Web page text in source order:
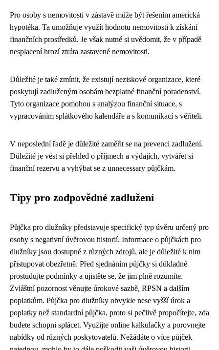
Pro osoby s nemovitostí v zástavě může být řešením americká
hypotéka. Ta umožňuje využít hodnotu nemovitosti k získání
finančních prostředků. Je však nutné si uvědomit, že v případě
nesplacení hrozí ztráta zastavené nemovitosti.
Důležité je také zmínit, že existují neziskové organizace, které
poskytují zadluženým osobám bezplatné finanční poradenství.
Tyto organizace pomohou s analýzou finanční situace, s
vypracováním splátkového kalendáře a s komunikací s věřiteli.
V neposlední řadě je důležité zaměřit se na prevenci zadlužení.
Důležité je vést si přehled o příjmech a výdajích, vytvářet si
finanční rezervu a vyhýbat se z unnecessary půjčkám.
Tipy pro zodpovědné zadlužení
Půjčka pro dlužníky představuje specifický typ úvěru určený pro
osoby s negativní úvěrovou historií. Informace o půjčkách pro
dlužníky jsou dostupné z různých zdrojů, ale je důležité k nim
přistupovat obezřetně. Před sjednáním půjčky si důkladně
prostudujte podmínky a ujistěte se, že jim plně rozumíte.
Zvláštní pozornost věnujte úrokové sazbě, RPSN a dalším
poplatkům. Půjčka pro dlužníky obvykle nese vyšší úrok a
poplatky než standardní půjčka, proto si pečlivě propočítejte, zda
budete schopni splácet. Využijte online kalkulačky a porovnejte
nabídky od různých poskytovatelů. Nežádáte o více půjček